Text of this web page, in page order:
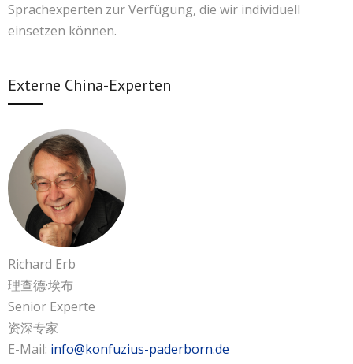
Sprachexperten zur Verfügung, die wir individuell
einsetzen können.
Externe China-Experten
Richard Erb
理查德·埃布
Senior Experte
资深专家
E-Mail: info@konfuzius-paderborn.de